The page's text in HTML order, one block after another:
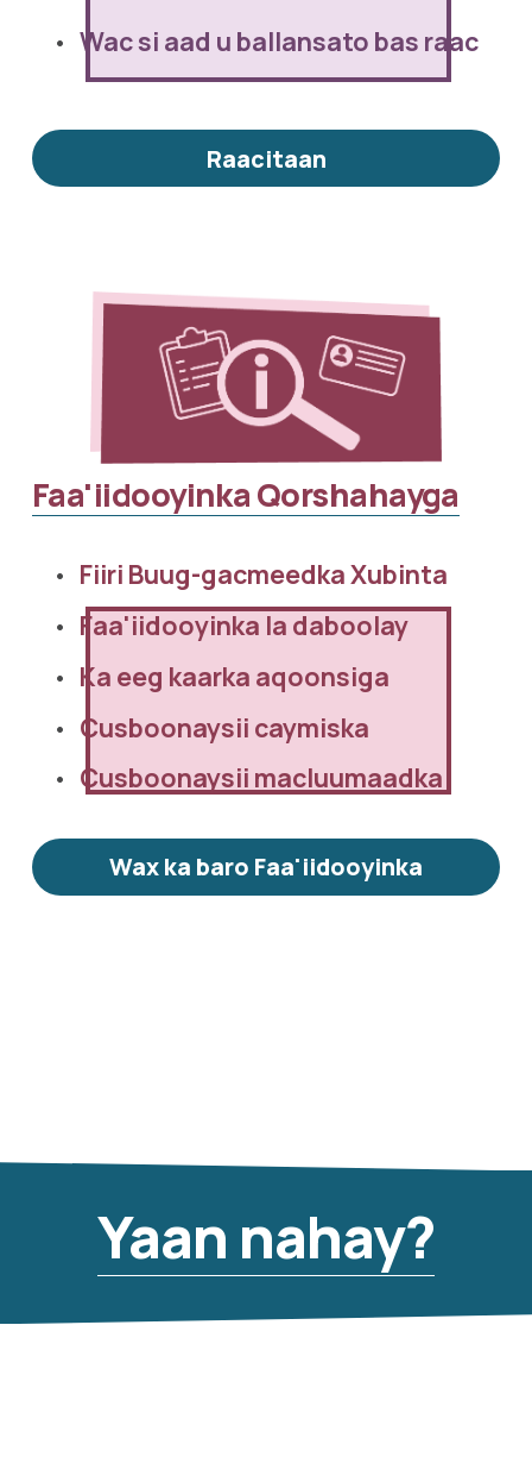
Wac si aad u ballansato bas raac
Raacitaan
Faa'iidooyinka Qorshahayga
Fiiri Buug-gacmeedka Xubinta
Faa'iidooyinka la daboolay
Ka eeg kaarka aqoonsiga
Cusboonaysii caymiska
Cusboonaysii macluumaadka
Wax ka baro Faa'iidooyinka
Yaan nahay?